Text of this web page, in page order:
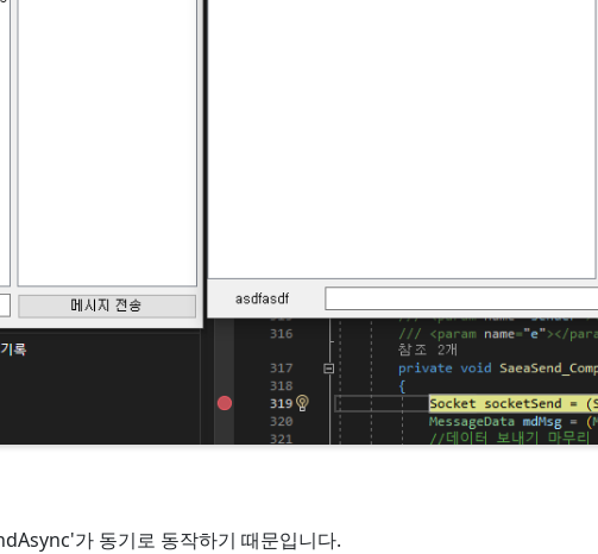
가 동기로 동작하기 때문입니다.